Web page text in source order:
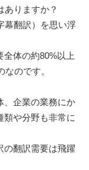
ありますか？
幕翻訳）を思い浮
全体の約80%以上
のです。
、企業の業務にか
類や分野も非常に
の翻訳需要は飛躍